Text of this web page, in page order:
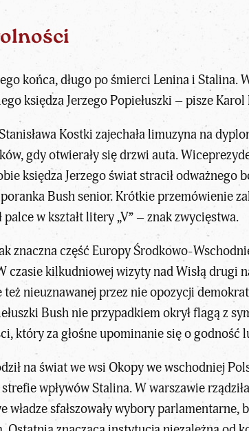
końca, długo po śmierci Lenina i Stalina.
księdza Jerzego Popiełuszki – pisze Karol
Kostki zajechała limuzyna na
gdy otwierały się drzwi auta.
księdza Jerzego świat stracił
Bush senior. Krótkie przemówienie
palce w kształt litery „V” – znak zwycięstwa.
znaczna część Europy Środkowo-
kilkudniowej wizyty nad Wisłą drugi
nieuznawanej przez nie opozycji
Bush nie przypadkiem okrył flagą z
który za głośne upominanie się o godność
na świat we wsi Okopy we wschodniej
wpływów Stalina. W warszawie
sfałszowały wybory parlamentarne,